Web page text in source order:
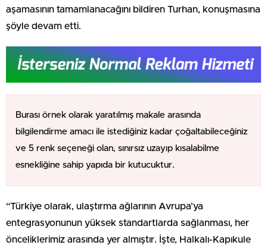
aşamasının tamamlanacağını bildiren Turhan, konuşmasına
şöyle devam etti.
Burası örnek olarak yaratılmış makale arasında
bilgilendirme amacı ile istediğiniz kadar çoğaltabileceğiniz
ve 5 renk seçeneği olan, sınırsız uzayıp kısalabilme
esnekliğine sahip yapıda bir kutucuktur.
“Türkiye olarak, ulaştırma ağlarının Avrupa’ya
entegrasyonunun yüksek standartlarda sağlanması, her
önceliklerimiz arasında yer almıştır. İşte, Halkalı-Kapıkule